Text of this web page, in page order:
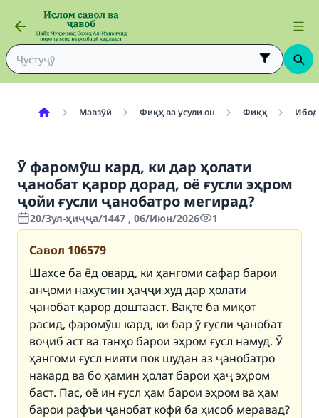
Мавзӯӣ Фиқҳ ва усули он Фиқҳ
Ӯ фаромӯш кард, ки дар ҳолати
ҷанобат қарор дорад, оё ғусли эҳром
ҷойи ғусли ҷанобатро мегирад?
20/Зул-ҳиҷҷа/1447 , 06/Июн/2026 1
Савол 106579
Шахсе ба ёд овард, ки ҳангоми сафар барои
анҷоми нахустин ҳаҷҷи худ дар ҳолати
ҷанобат қарор доштааст. Вақте ба миқот
расид, фаромӯш кард, ки бар ӯ ғусли ҷанобат
воҷиб аст ва танҳо барои эҳром ғусл намуд. Ӯ
ҳангоми ғусл нияти пок шудан аз ҷанобатро
накард ва бо ҳамин ҳолат барои ҳаҷ эҳром
баст. Пас, оё ин ғусл ҳам барои эҳром ва ҳам
барои рафъи ҷанобат кофӣ ба ҳисоб меравад?